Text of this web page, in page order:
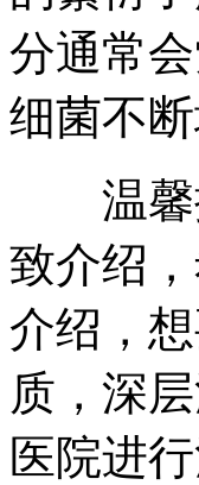
分通常
细菌不
温馨提
致介绍
介绍，
质，深
医院进行